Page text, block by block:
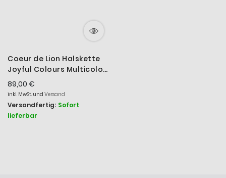
Coeur de Lion Halskette
Joyful Colours Multicolor
Silber 4464/10-1500
89,00 €
inkl. MwSt. und Versand
Versandfertig: Sofort
lieferbar